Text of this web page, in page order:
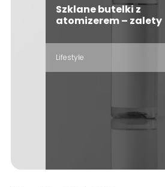
Szklane butelki z
atomizerem – zalety
Lifestyle